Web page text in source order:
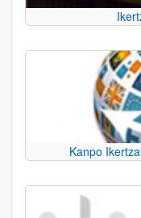
Kanpo